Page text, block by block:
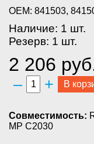
OEM: 841503,
Наличие: 1 шт.
Резерв: 1 шт.
2 206
– + В
Совместимость:
MP C2030